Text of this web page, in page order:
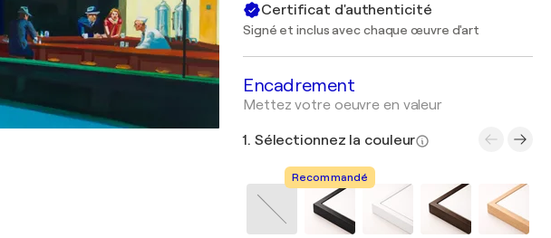
Certificat d'authenticité
Signé et inclus avec chaque œuvre d'art
Encadrement
Mettez votre oeuvre en valeur
1. Sélectionnez la couleur
Recommandé